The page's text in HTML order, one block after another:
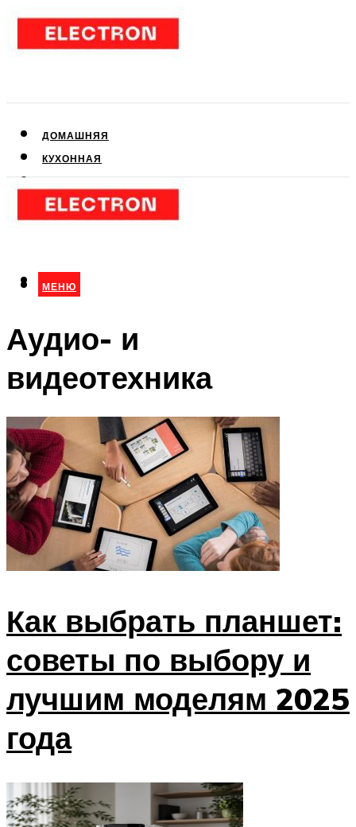
ДОМАШНЯЯ
КУХОННАЯ
КЛИМАТИЧЕСКАЯ
МЕНЮ
МЕНЮ
Аудио- и
видеотехника
Как выбрать планшет:
советы по выбору и
лучшим моделям 2025
года